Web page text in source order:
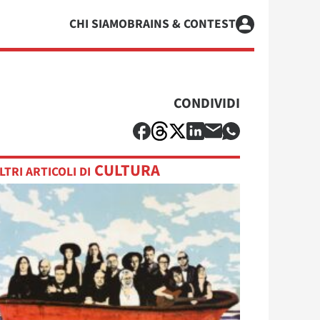
CHI SIAMOBRAINS & CONTEST
CONDIVIDI
ARTICOLI DI CULTURA